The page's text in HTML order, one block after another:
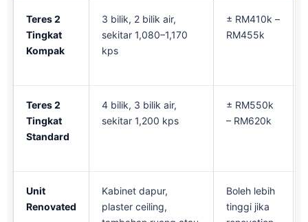
Teres 2
Tingkat
Kompak
3 bilik, 2 bilik air,
sekitar 1,080–1,170
kps
± RM410k –
RM455k
Teres 2
Tingkat
Standard
4 bilik, 3 bilik air,
sekitar 1,200 kps
± RM550k
– RM620k
Unit
Renovated
Kabinet dapur,
plaster ceiling,
Boleh lebih
tinggi jika